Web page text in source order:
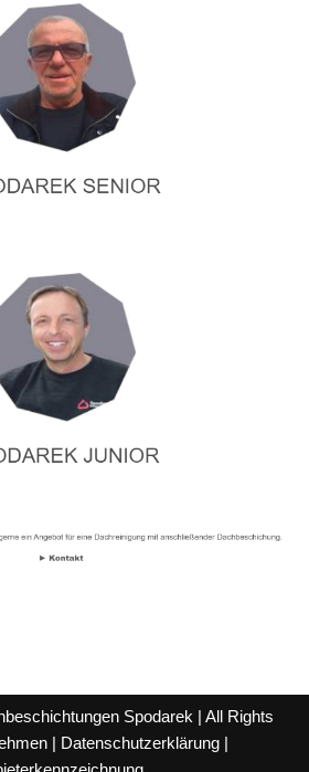
Spodarek | All Rights
Datenschutzerklärung